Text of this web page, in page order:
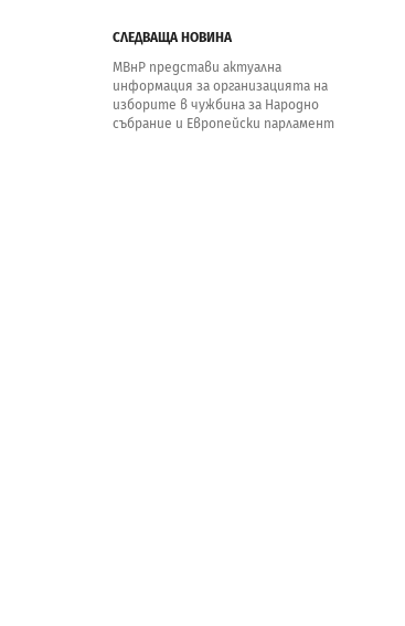
СЛЕДВАЩА НОВИНА
МВнР представи актуална
информация за организацията на
изборите в чужбина за Народно
събрание и Европейски парламент